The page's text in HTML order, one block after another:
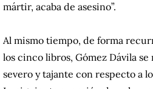
mártir, acaba de asesino”.
Al mismo tiempo, de forma
los cinco libros, Gómez Dávila se
severo y tajante con respecto a